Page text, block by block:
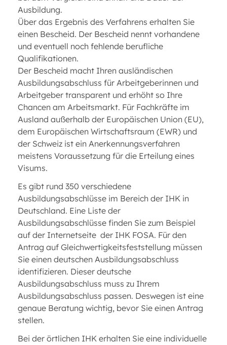
Ausbildung.
Über das Ergebnis des Verfahrens erhalten Sie
einen Bescheid. Der Bescheid nennt vorhandene
und eventuell noch fehlende berufliche
Qualifikationen.
Der Bescheid macht Ihren ausländischen
Ausbildungsabschluss für Arbeitgeberinnen und
Arbeitgeber transparent und erhöht so Ihre
Chancen am Arbeitsmarkt. Für Fachkräfte im
Ausland außerhalb der Europäischen Union (EU),
dem Europäischen Wirtschaftsraum (EWR) und
der Schweiz ist ein Anerkennungsverfahren
meistens Voraussetzung für die Erteilung eines
Visums.
Es gibt rund 350 verschiedene
Ausbildungsabschlüsse im Bereich der IHK in
Deutschland. Eine Liste der
Ausbildungsabschlüsse finden Sie zum Beispiel
auf der Internetseite der IHK FOSA. Für den
Antrag auf Gleichwertigkeitsfeststellung müssen
Sie einen deutschen Ausbildungsabschluss
identifizieren. Dieser deutsche
Ausbildungsabschluss muss zu Ihrem
Ausbildungsabschluss passen. Deswegen ist eine
genaue Beratung wichtig, bevor Sie einen Antrag
stellen.
Bei der örtlichen IHK erhalten Sie eine individuelle